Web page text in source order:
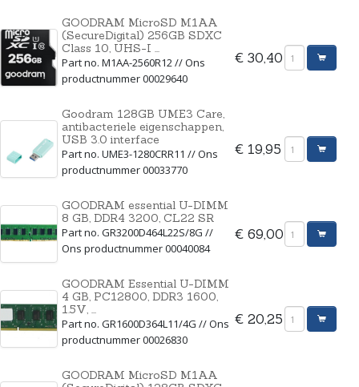
GOODRAM MicroSD M1AA
(SecureDigital) 256GB SDXC
Class 10, UHS-I ...
Part no. M1AA-2560R12 // Ons
productnummer 00029640
€ 30,40
Goodram 128GB UME3 Care,
antibacteriele eigenschappen,
USB 3.0 interface
Part no. UME3-1280CRR11 // Ons
productnummer 00033770
€ 19,95
GOODRAM essential U-DIMM
8 GB, DDR4 3200, CL22 SR
Part no. GR3200D464L22S/8G //
Ons productnummer 00040084
€ 69,00
GOODRAM Essential U-DIMM
4 GB, PC12800, DDR3 1600,
1.5V, ...
Part no. GR1600D364L11/4G // Ons
productnummer 00026830
€ 20,25
GOODRAM MicroSD M1AA